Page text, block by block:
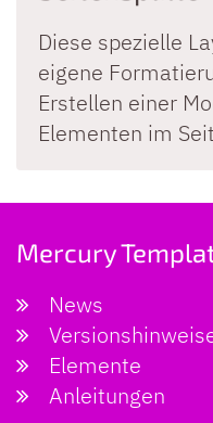
Diese spezielle
eigene
Erstellen einer
Elementen im
Mercury
News
Elemente
Anleitungen